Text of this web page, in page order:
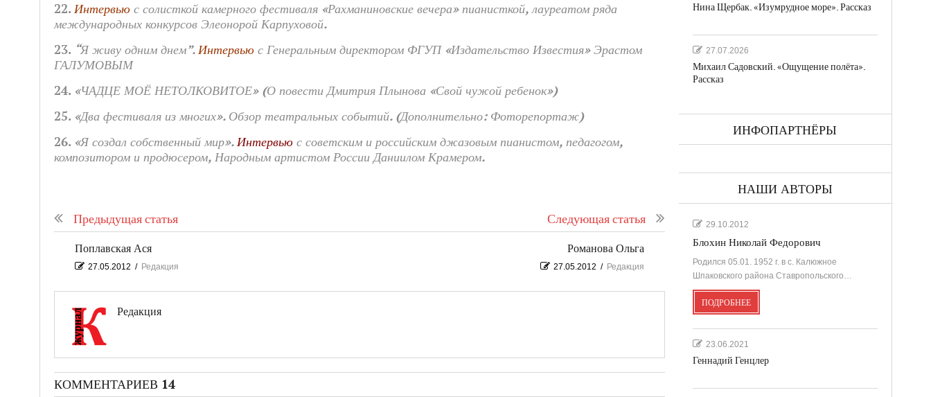
22. Интервьюс солисткой камерного фестиваля «Рахманиновские вечера» пианисткой, лауреатом ряда
международных конкурсов Элеонорой Карпуховой.
23. “Я живу одним днем”.Интервьюс Генеральным директором ФГУП «Издательство Известия» Эрастом
ГАЛУМОВЫМ
24. «ЧАДЦЕ МОЁ НЕТОЛКОВИТОЕ» (О повести Дмитрия Плынова «Свой чужой ребенок»)
25. «Два фестиваля из многих». Обзор театральных событий. (Дополнительно: Фоторепортаж)
26. «Я создал собственный мир».Интервьюс советским и российским джазовым пианистом, педагогом,
композитором и продюсером, Народным артистом России Даниилом Крамером.
Предыдущая статья Следующая статья
Поплавская Ася
27.05.2012 / Редакция
Романова Ольга
27.05.2012 / Редакция
Редакция
КОММЕНТАРИЕВ 14
Нина Щербак. «Изумрудное море». Рассказ
27.07.2026
Михаил Садовский. «Ощущение полёта».
Рассказ
ИНФОПАРТНЁРЫ
НАШИ АВТОРЫ
29.10.2012
Блохин Николай Федорович
Родился 05.01. 1952 г. в с. Калюжное
Шпаковского района Ставропольского…
ПОДРОБНЕЕ
23.06.2021
Геннадий Генцлер